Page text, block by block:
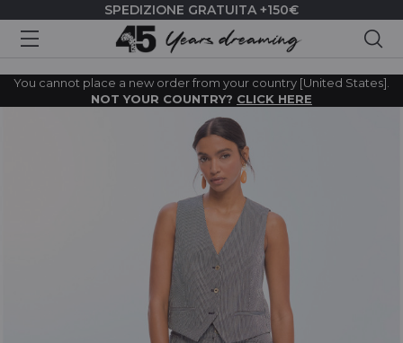
SPEDIZIONE GRATUITA +150€
You cannot place a new order from your country [United States].
NOT YOUR COUNTRY? CLICK HERE